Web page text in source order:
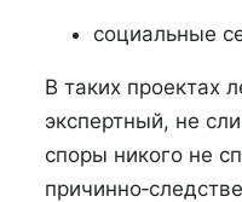
социальные
В таких проектах
экспертный, не
споры никого не